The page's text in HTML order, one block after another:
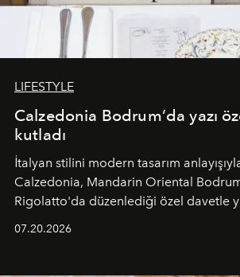
LIFESTYLE
Calzedonia Bodrum’da yazı
kutladı
İtalyan stilini modern tasarım
Calzedonia, Mandarin Oriental
Rigolatto'da düzenlediği özel davetle
07.20.2026